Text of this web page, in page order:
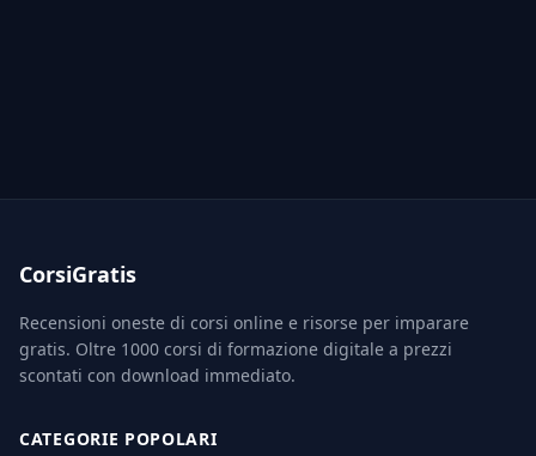
CorsiGratis
Recensioni oneste di corsi online e risorse per imparare
gratis. Oltre 1000 corsi di formazione digitale a prezzi
scontati con download immediato.
CATEGORIE POPOLARI